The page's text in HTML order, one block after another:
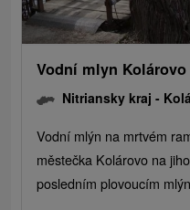
Vodní mlyn Kolárovo
Nitriansky kraj -
Vodní mlýn na mrtvém
městečka Kolárovo na
posledním plovoucím